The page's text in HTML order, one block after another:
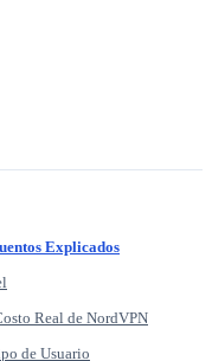
Explicados
Real de NordVPN
de Usuario